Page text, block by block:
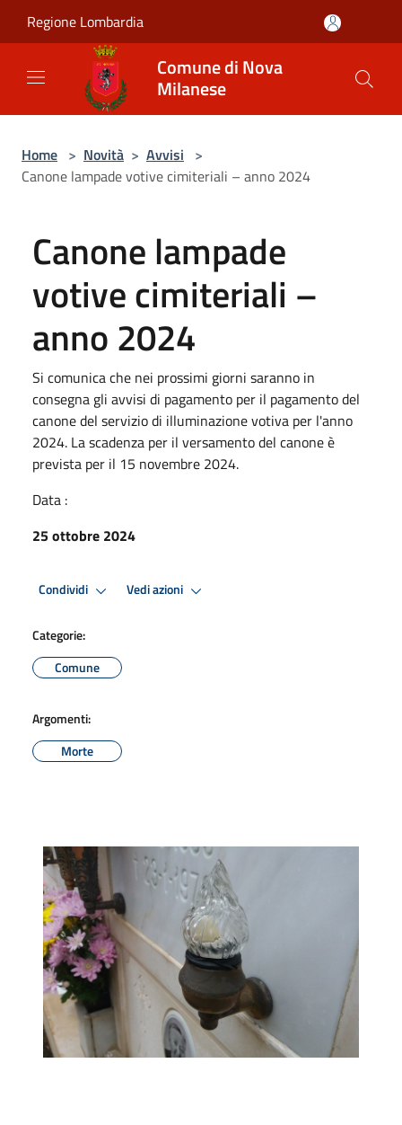
Regione Lombardia
Comune di Nova
Milanese
Home > Novità > Avvisi >
Canone lampade votive cimiteriali – anno 2024
Canone lampade
votive cimiteriali –
anno 2024
Si comunica che nei prossimi giorni saranno in
consegna gli avvisi di pagamento per il pagamento del
canone del servizio di illuminazione votiva per l'anno
2024. La scadenza per il versamento del canone è
prevista per il 15 novembre 2024.
Data :
25 ottobre 2024
Condividi Vedi azioni
Categorie:
Comune
Argomenti:
Morte